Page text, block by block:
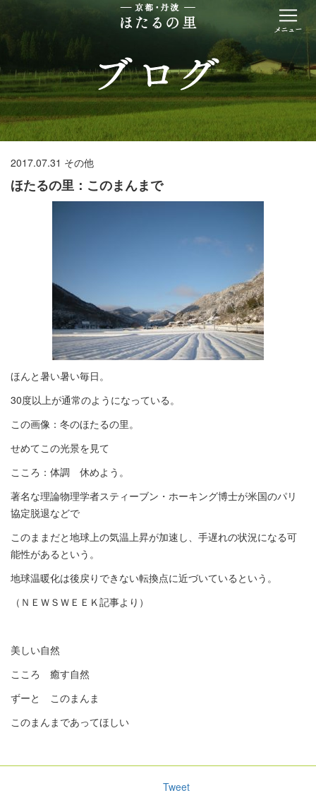
2017.07.31 その他
ほたるの里：このまんまで
ほんと暑い暑い毎日。
30度以上が通常のようになっている。
この画像：冬のほたるの里。
せめてこの光景を見て
こころ：体調 休めよう。
著名な理論物理学者スティーブン・ホーキング博士が米国のパリ
協定脱退などで
このままだと地球上の気温上昇が加速し、手遅れの状況になる可
能性があるという。
地球温暖化は後戻りできない転換点に近づいているという。
（ＮＥＷＳＷＥＥＫ記事より）
美しい自然
こころ 癒す自然
ずーと このまんま
このまんまであってほしい
Tweet